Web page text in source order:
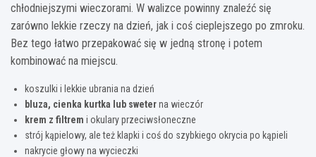
chłodniejszymi wieczorami. W walizce powinny znaleźć się
zarówno lekkie rzeczy na dzień, jak i coś cieplejszego po zmroku.
Bez tego łatwo przepakować się w jedną stronę i potem
kombinować na miejscu.
koszulki i lekkie ubrania na dzień
bluza, cienka kurtka lub sweterna wieczór
krem z filtrem i okulary przeciwsłoneczne
strój kąpielowy, ale też klapki i coś do szybkiego okrycia po kąpieli
nakrycie głowy na wycieczki